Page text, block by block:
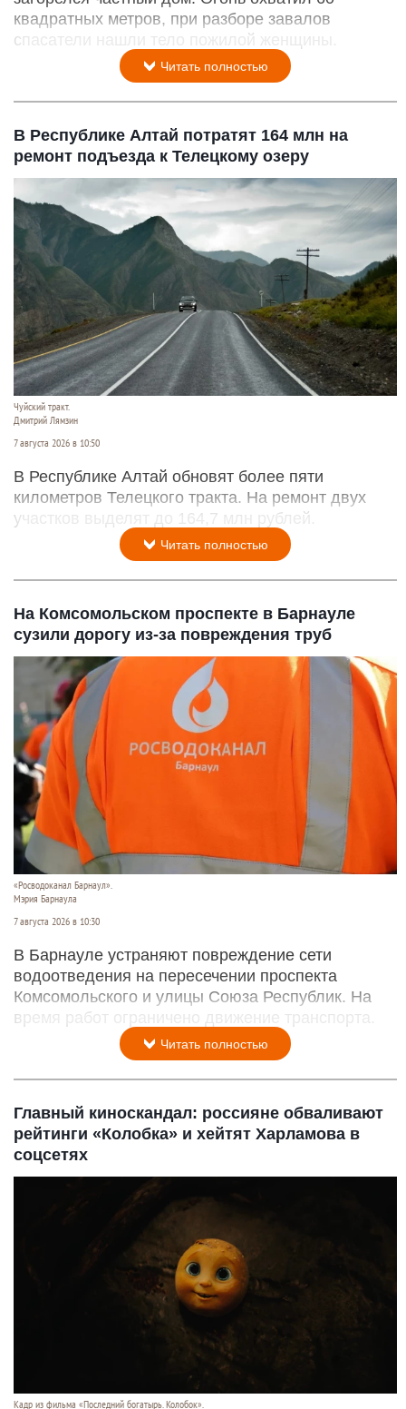
квадратных метров, при разборе завалов
спасатели нашли тело пожилой женщины.
Читать полностью
В Республике Алтай потратят 164 млн на
ремонт подъезда к Телецкому озеру
Чуйский тракт.
Дмитрий Лямзин
7 августа 2026 в 10:50
В Республике Алтай обновят более пяти
километров Телецкого тракта. На ремонт двух
участков выделят до 164,7 млн рублей.
Читать полностью
На Комсомольском проспекте в Барнауле
сузили дорогу из-за повреждения труб
«Росводоканал Барнаул».
Мэрия Барнаула
7 августа 2026 в 10:30
В Барнауле устраняют повреждение сети
водоотведения на пересечении проспекта
Комсомольского и улицы Союза Республик. На
время работ ограничено движение транспорта.
Читать полностью
Главный киноскандал: россияне обваливают
рейтинги «Колобка» и хейтят Харламова в
соцсетях
Кадр из фильма «Последний богатырь. Колобок».